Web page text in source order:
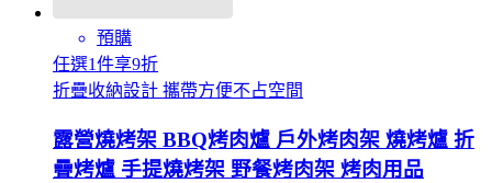
預購
任選1件享9折
折疊收納設計 攜帶方便不占空間
露營燒烤架 BBQ烤肉爐 戶外烤肉架 燒烤爐 折
疊烤爐 手提燒烤架 野餐烤肉架 烤肉用品